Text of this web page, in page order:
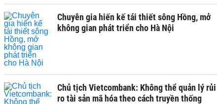
Chuyên gia hiến kế tái thiết sông Hồng, mở
không gian phát triển cho Hà Nội
Chủ tịch Vietcombank: Không thể quản lý rủi
ro tài sản mã hóa theo cách truyền thống